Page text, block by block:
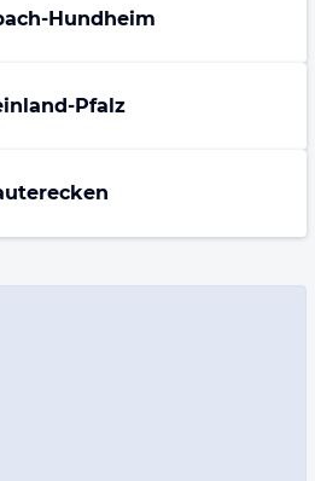
Hundheim
Pfalz